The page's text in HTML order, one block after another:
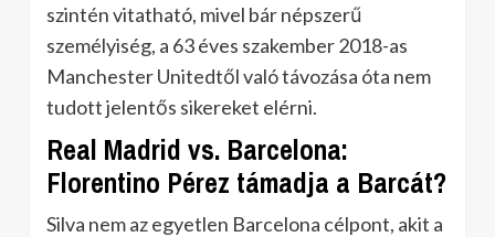
szintén vitatható, mivel bár népszerű
személyiség, a 63 éves szakember 2018-as
Manchester Unitedtől való távozása óta nem
tudott jelentős sikereket elérni.
Real Madrid vs. Barcelona:
Florentino Pérez támadja a Barcát?
Silva nem az egyetlen Barcelona célpont, akit a